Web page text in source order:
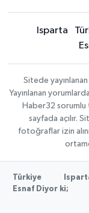
Isparta
Sitede
Yayınlanan
Haber32 sorumlu
sayfada açılır.
fotoğraflar izin
Türkiye
Esnaf Diyor ki;